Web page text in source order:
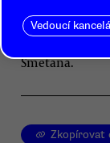
Dienstbier,
Smetana.
Zkopírovat
Vedoucí